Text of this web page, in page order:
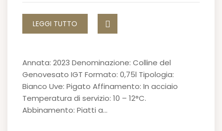
LEGGI TUTTO
Annata: 2023 Denominazione: Colline del
Genovesato IGT Formato: 0,75l Tipologia:
Bianco Uve: Pigato Affinamento: In acciaio
Temperatura di servizio: 10 – 12°C.
Abbinamento: Piatti a…